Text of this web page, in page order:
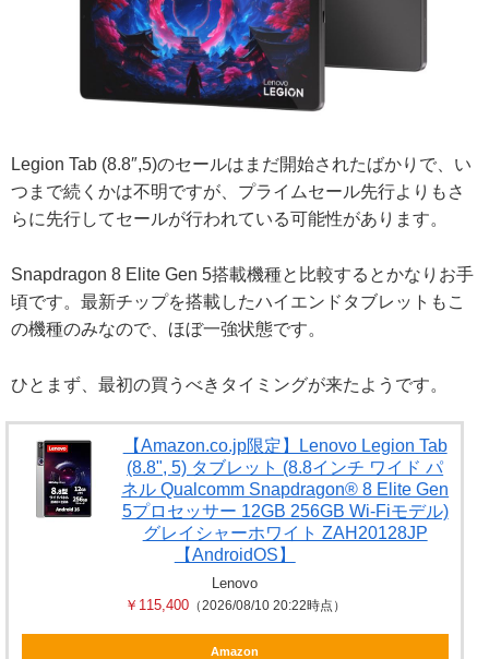
Legion Tab (8.8″,5)のセールはまだ開始されたばかりで、い
つまで続くかは不明ですが、プライムセール先行よりもさ
らに先行してセールが行われている可能性があります。
Snapdragon 8 Elite Gen 5搭載機種と比較するとかなりお手
頃です。最新チップを搭載したハイエンドタブレットもこ
の機種のみなので、ほぼ一強状態です。
ひとまず、最初の買うべきタイミングが来たようです。
【Amazon.co.jp限定】Lenovo Legion Tab
(8.8", 5) タブレット (8.8インチ ワイド パ
ネル Qualcomm Snapdragon® 8 Elite Gen
5プロセッサー 12GB 256GB Wi-Fiモデル)
グレイシャーホワイト ZAH20128JP
【AndroidOS】
Lenovo
￥115,400（2026/08/10 20:22時点）
Amazon